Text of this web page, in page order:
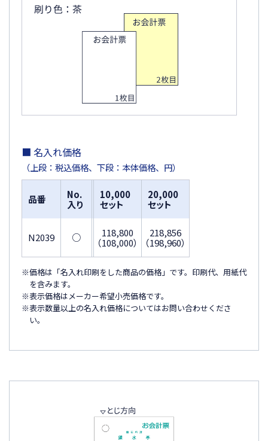
■ 名入れ価格
（上段：税込価格、下段：本体価格、円）
品番
No.
入り
10,000
セット
20,000
セット
N2039 ○
118,800
（108,000）
218,856
（198,960）
※価格は「名入れ印刷をした商品の価格」です。印刷代、用紙代
を含みます。
※表示価格はメーカー希望小売価格です。
※表示数量以上の名入れ価格についてはお問い合わせくださ
い。